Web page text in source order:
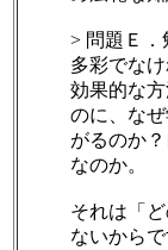
> 問題Ｅ．
多彩でな
効果的な
のに、な
がるのか
なのか。
それは「
ないから